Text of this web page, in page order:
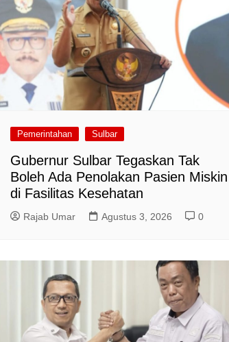
Pemerintahan Sulbar
Gubernur Sulbar Tegaskan Tak
Boleh Ada Penolakan Pasien Miskin
di Fasilitas Kesehatan
Rajab Umar Agustus 3, 2026 0